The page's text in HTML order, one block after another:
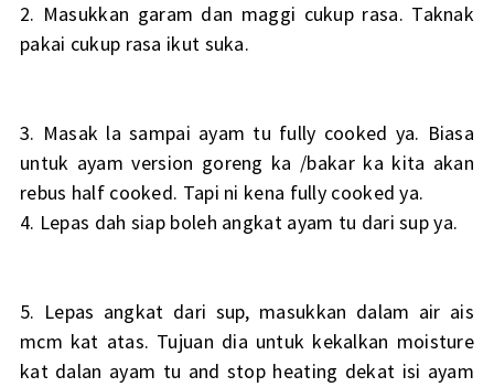
2. Masukkan garam dan maggi cukup rasa. Taknak
pakai cukup rasa ikut suka.
3. Masak la sampai ayam tu fully cooked ya. Biasa
untuk ayam version goreng ka /bakar ka kita akan
rebus half cooked. Tapi ni kena fully cooked ya.
4. Lepas dah siap boleh angkat ayam tu dari sup ya.
5. Lepas angkat dari sup, masukkan dalam air ais
mcm kat atas. Tujuan dia untuk kekalkan moisture
kat dalan ayam tu and stop heating dekat isi ayam